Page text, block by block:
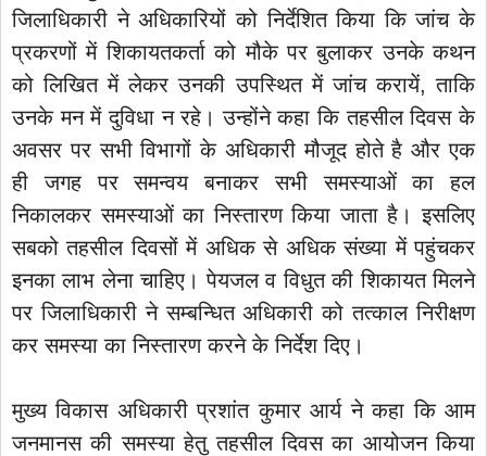
जिलाधिकारी ने अधिकारियों को निर्देशित किया कि जांच के
प्रकरणों में शिकायतकर्ता को मौके पर बुलाकर उनके कथन
को लिखित में लेकर उनकी उपस्थित में जांच करायें, ताकि
उनके मन में दुविधा न रहे। उन्होंने कहा कि तहसील दिवस के
अवसर पर सभी विभागों के अधिकारी मौजूद होते है और एक
ही जगह पर समन्वय बनाकर सभी समस्याओं का हल
निकालकर समस्याओं का निस्तारण किया जाता है। इसलिए
सबको तहसील दिवसों में अधिक से अधिक संख्या में पहुंचकर
इनका लाभ लेना चाहिए। पेयजल व विधुत की शिकायत मिलने
पर जिलाधिकारी ने सम्बन्धित अधिकारी को तत्काल निरीक्षण
कर समस्या का निस्तारण करने के निर्देश दिए।
मुख्य विकास अधिकारी प्रशांत कुमार आर्य ने कहा कि आम
जनमानस की समस्या हेतु तहसील दिवस का आयोजन किया